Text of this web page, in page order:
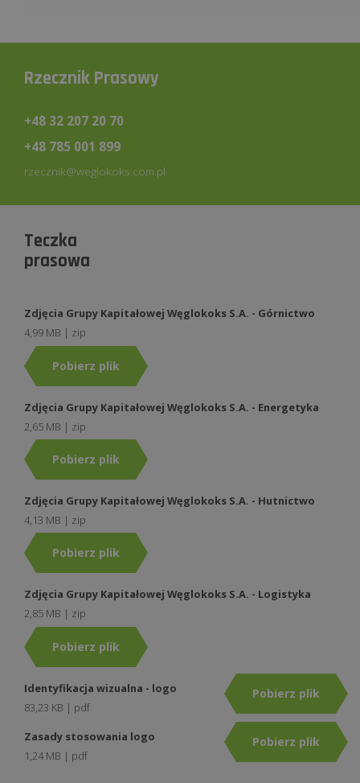
Rzecznik Prasowy
+48 32 207 20 70
+48 785 001 899
rzecznik@weglokoks.com.pl
Teczka
prasowa
Zdjęcia Grupy Kapitałowej Węglokoks S.A. - Górnictwo
4,99 MB | zip
Pobierz plik
Zdjęcia Grupy Kapitałowej Węglokoks S.A. - Energetyka
2,65 MB | zip
Pobierz plik
Zdjęcia Grupy Kapitałowej Węglokoks S.A. - Hutnictwo
4,13 MB | zip
Pobierz plik
Zdjęcia Grupy Kapitałowej Węglokoks S.A. - Logistyka
2,85 MB | zip
Pobierz plik
Identyfikacja wizualna - logo
83,23 KB | pdf
Pobierz plik
Zasady stosowania logo
1,24 MB | pdf
Pobierz plik